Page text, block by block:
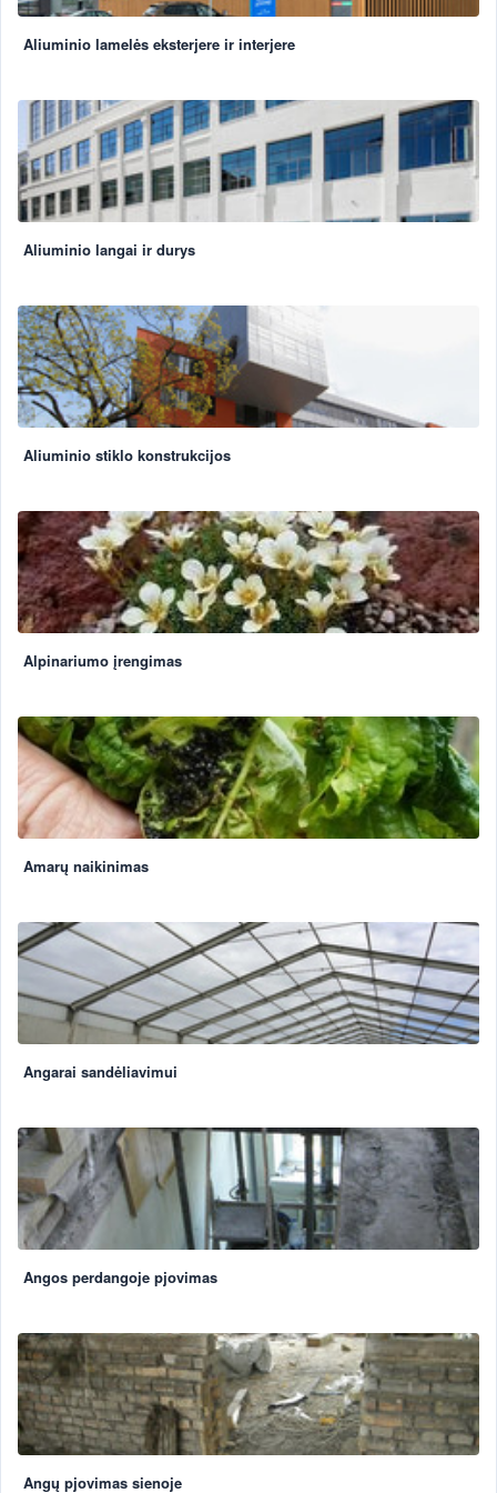
Aliuminio lamelės eksterjere ir interjere
Aliuminio langai ir durys
Aliuminio stiklo konstrukcijos
Alpinariumo įrengimas
Amarų naikinimas
Angarai sandėliavimui
Angos perdangoje pjovimas
Angų pjovimas sienoje